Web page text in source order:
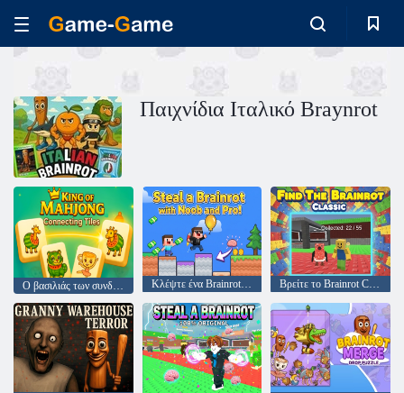
Παιχνίδια Ιταλικό Braynrot
Ο βασιλιάς των συνδετικών πλακιδίων Mahjong Κλέψτε ένα Brainrot με τους Noob και Pro! Βρείτε το Brainrot Classic